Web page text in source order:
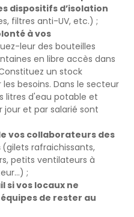
dispositifs d’isolation
filtres anti-UV, etc.) ;
à vos
leur des bouteilles
en libre accès dans
un stock
besoins. Dans le secteur
litres d'eau potable et
et par salarié sont
vos collaborateurs des
(gilets rafraichissants,
petits ventilateurs à
;
si vos locaux ne
de rester au